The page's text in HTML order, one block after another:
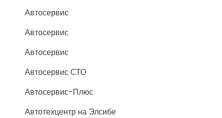
Автосервис
Автосервис
Автосервис
Автосервис СТО
Автосервис-Плюс
Автотехцентр на Элсибе